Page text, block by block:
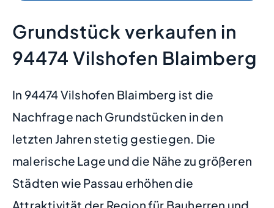
Grundstück verkaufen in
94474 Vilshofen Blaimberg
In 94474 Vilshofen Blaimberg ist die
Nachfrage nach Grundstücken in den
letzten Jahren stetig gestiegen. Die
malerische Lage und die Nähe zu größeren
Städten wie Passau erhöhen die
Attraktivität der Region für Bauherren und